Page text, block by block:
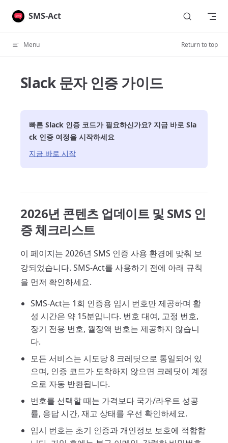
Skip to content
SMS-Act
Menu Return to top
Slack 문자 인증 가이드
빠른 Slack 인증 코드가 필요하신가요? 지금 바로 Sla
ck 인증 여정을 시작하세요
지금 바로 시작
2026년 콘텐츠 업데이트 및 SMS 인
증 체크리스트
이 페이지는 2026년 SMS 인증 사용 환경에 맞춰 보
강되었습니다. SMS-Act를 사용하기 전에 아래 규칙
을 먼저 확인하세요.
SMS-Act는 1회 인증용 임시 번호만 제공하며 활
성 시간은 약 15분입니다. 번호 대여, 고정 번호,
장기 전용 번호, 월정액 번호는 제공하지 않습니
다.
모든 서비스는 시도당 8 크레딧으로 통일되어 있
으며, 인증 코드가 도착하지 않으면 크레딧이 계정
으로 자동 반환됩니다.
번호를 선택할 때는 가격보다 국가/라우트 성공
률, 응답 시간, 재고 상태를 우선 확인하세요.
임시 번호는 초기 인증과 개인정보 보호에 적합합